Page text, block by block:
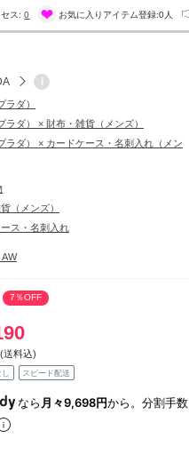
セス:0 お気に入りアイテム登録:0人
i
ラダ）
ラダ） × 財布・雑貨（メンズ）
ラダ） × カードケース・名刺入れ（メン
（メンズ）
ス・名刺入れ
AW
7％OFF
送料込)
スピード配送
なら月々9,698円から。分割手数